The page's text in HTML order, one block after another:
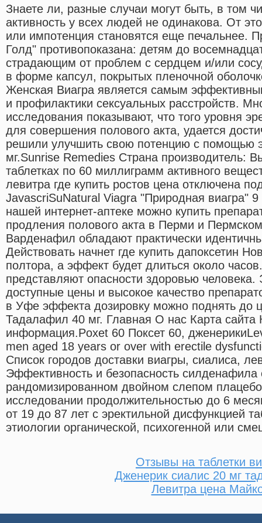
Знаете ли, разные случаи могут быть, в том
активность у всех людей не одинакова. От
или импотенция становятся еще печальнее.
Голд" противопоказана: детям до
страдающим от проблем с сердцем и/или
в форме капсул, покрытых пленочной
Женская Виагра является самым
и профилактики сексуальных расстройств.
исследования показывают, что того уровня
для совершения полового акта, удается
решили улучшить свою потенцию с помощью
мг.Sunrise Remedies Страна производитель:
таблетках по 60 миллиграмм активного
левитра где купить ростов цена отключена
JavascriSuNatural Viagra "Природная виагра"
нашей интернет-аптеке можно купить
продления полового акта в Перми и
Варденафил обладают практически
Действовать начнет где купить дапоксетин
полтора, а эффект будет длиться около
представляют опасности здоровью
доступные цены и высокое качество
в Уфе эффекта дозировку можно поднять до
Тадалафил 40 мг. Главная О нас Карта сайта
информация.Poxet 60 Поксет 60,
men aged 18 years or over with erectile
Список городов доставки виагры, сиалиса,
Эффективность и безопасность силденафила
рандомизированном двойном слепом
исследовании продолжительностью до 6
от 19 до 87 лет с эректильной дисфункцией
этиологии органической, психогенной или
Отзывы на таблетки
Дженерик сиалис 20 мг
Левитра цена